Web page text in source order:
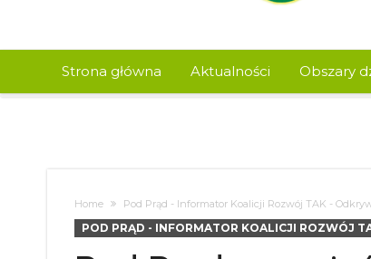
Strona główna Aktualności Obszary
Home Pod Prąd - Informator Koalicji Rozwój TAK -
POD PRĄD - INFORMATOR KOALICJI ROZWÓJ